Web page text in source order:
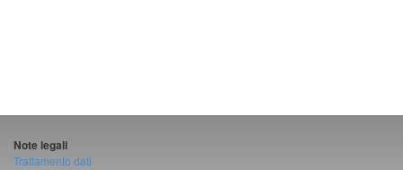
Note legali
Trattamento dati